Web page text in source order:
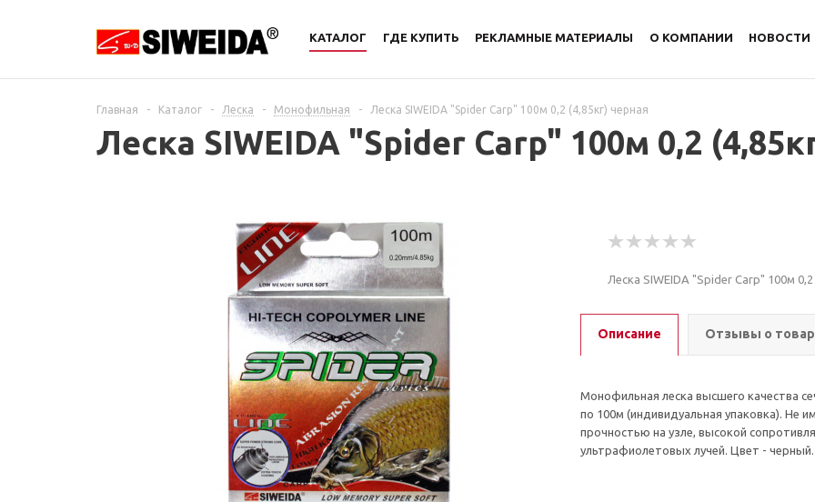
КАТАЛОГ ГДЕ КУПИТЬ РЕКЛАМНЫЕ МАТЕРИАЛЫ О КОМПАНИИ НОВОСТИ
Главная - Каталог - Леска - Монофильная - Леска SIWEIDA "Spider Carp" 100м 0,2 (4,85кг) черная
Леска SIWEIDA "Spider Carp" 100м 0,2
Леска SIWEIDA "Spider Carp" 100м 0,2
Описание Отзывы о
Монофильная леска высшего качества
по 100м (индивидуальная упаковка). Не
прочностью на узле, высокой
ультрафиолетовых лучей. Цвет -